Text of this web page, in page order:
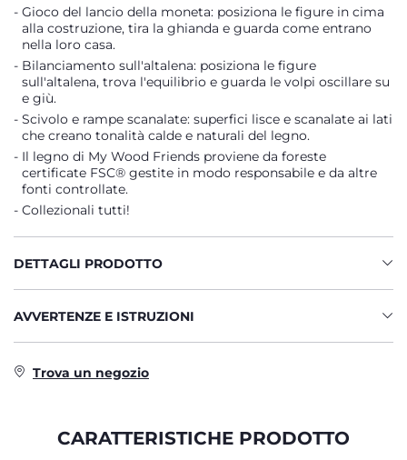
Gioco del lancio della moneta: posiziona le figure in cima
alla costruzione, tira la ghianda e guarda come entrano
nella loro casa.
Bilanciamento sull'altalena: posiziona le figure
sull'altalena, trova l'equilibrio e guarda le volpi oscillare su
e giù.
Scivolo e rampe scanalate: superfici lisce e scanalate ai lati
che creano tonalità calde e naturali del legno.
Il legno di My Wood Friends proviene da foreste
certificate FSC® gestite in modo responsabile e da altre
fonti controllate.
Collezionali tutti!
DETTAGLI PRODOTTO
AVVERTENZE E ISTRUZIONI
Trova un negozio
CARATTERISTICHE PRODOTTO